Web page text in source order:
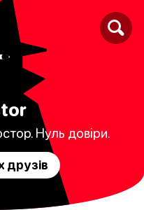
Нуль довіри.
друзів